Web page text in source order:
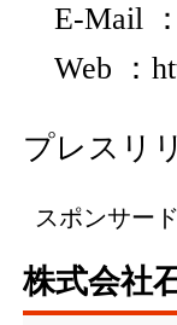
E-Mail
Web ：
プレスリ
スポンサー
株式会社